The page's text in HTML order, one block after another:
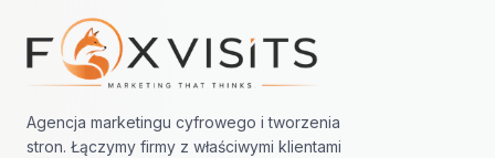
Nawigacja w stopce
Agencja marketingu cyfrowego i tworzenia
stron. Łączymy firmy z właściwymi klientami